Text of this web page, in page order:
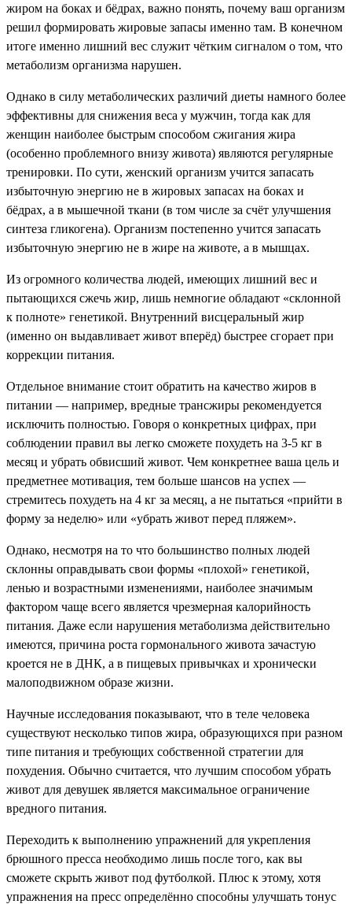
жиром на боках и бёдрах, важно понять, почему ваш организм
решил формировать жировые запасы именно там. В конечном
итоге именно лишний вес служит чётким сигналом о том, что
метаболизм организма нарушен.
Однако в силу метаболических различий диеты намного более
эффективны для снижения веса у мужчин, тогда как для
женщин наиболее быстрым способом сжигания жира
(особенно проблемного внизу живота) являются регулярные
тренировки. По сути, женский организм учится запасать
избыточную энергию не в жировых запасах на боках и
бёдрах, а в мышечной ткани (в том числе за счёт улучшения
синтеза гликогена). Организм постепенно учится запасать
избыточную энергию не в жире на животе, а в мышцах.
Из огромного количества людей, имеющих лишний вес и
пытающихся сжечь жир, лишь немногие обладают «склонной
к полноте» генетикой. Внутренний висцеральный жир
(именно он выдавливает живот вперёд) быстрее сгорает при
коррекции питания.
Отдельное внимание стоит обратить на качество жиров в
питании — например, вредные трансжиры рекомендуется
исключить полностью. Говоря о конкретных цифрах, при
соблюдении правил вы легко сможете похудеть на 3-5 кг в
месяц и убрать обвисший живот. Чем конкретнее ваша цель и
предметнее мотивация, тем больше шансов на успех —
стремитесь похудеть на 4 кг за месяц, а не пытаться «прийти в
форму за неделю» или «убрать живот перед пляжем».
Однако, несмотря на то что большинство полных людей
склонны оправдывать свои формы «плохой» генетикой,
ленью и возрастными изменениями, наиболее значимым
фактором чаще всего является чрезмерная калорийность
питания. Даже если нарушения метаболизма действительно
имеются, причина роста гормонального живота зачастую
кроется не в ДНК, а в пищевых привычках и хронически
малоподвижном образе жизни.
Научные исследования показывают, что в теле человека
существуют несколько типов жира, образующихся при разном
типе питания и требующих собственной стратегии для
похудения. Обычно считается, что лучшим способом убрать
живот для девушек является максимальное ограничение
вредного питания.
Переходить к выполнению упражнений для укрепления
брюшного пресса необходимо лишь после того, как вы
сможете скрыть живот под футболкой. Плюс к этому, хотя
упражнения на пресс определённо способны улучшать тонус